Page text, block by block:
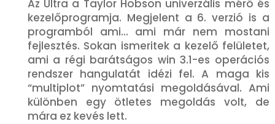
Az Ultra a Taylor Hobson univerzális mérő és
kezelőprogramja. Megjelent a 6. verzió is a
programból ami… ami már nem mostani
fejlesztés. Sokan ismeritek a kezelő felületet,
ami a régi barátságos win 3.1-es operációs
rendszer hangulatát idézi fel. A maga kis
“multiplot” nyomtatási megoldásával. Ami
különben egy ötletes megoldás volt, de
mára ez kevés lett.